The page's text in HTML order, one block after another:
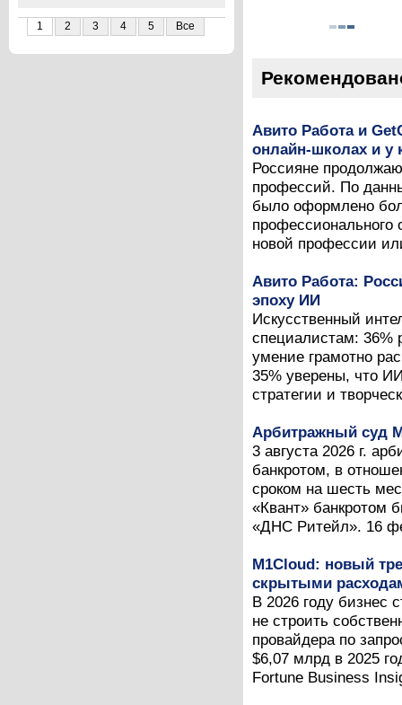
1 2 3 4 5 Все
Авито Работа и
онлайн-школах и у
Россияне
профессий. По
было оформлено
профессионального
новой профессии
Авито Работа:
эпоху ИИ
Искусственный
специалистам: 36%
умение грамотно
35% уверены, что
стратегии и
Арбитражный суд
3 августа 2026 г.
банкротом, в
сроком на шесть
«Квант» банкротом
«ДНС Ритейл». 16
M1Cloud: новый
скрытыми
В 2026 году бизнес
не строить
провайдера по
$6,07 млрд в 2025
Fortune Business